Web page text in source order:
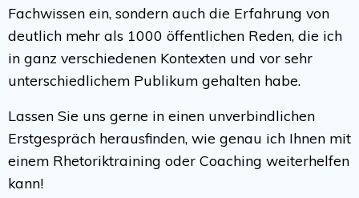
Fachwissen ein, sondern auch die Erfahrung von
deutlich mehr als 1000 öffentlichen Reden, die ich
in ganz verschiedenen Kontexten und vor sehr
unterschiedlichem Publikum gehalten habe.
Lassen Sie uns gerne in einen unverbindlichen
Erstgespräch herausfinden, wie genau ich Ihnen mit
einem Rhetoriktraining oder Coaching weiterhelfen
kann!